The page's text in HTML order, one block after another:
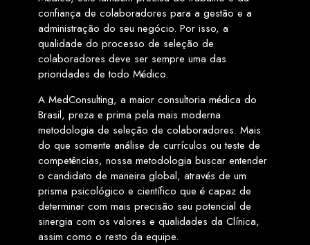
confiança de colaboradores para a gestão e a
administração do seu negócio. Por isso, a
qualidade do processo de seleção de
colaboradores deve ser sempre uma das
prioridades de todo Médico.
A MedConsulting, a maior consultoria médica do
Brasil, preza e prima pela mais moderna
metodologia de seleção de colaboradores. Mais
do que somente análise de currículos ou teste de
competências, nossa metodologia buscar entender
o candidato de maneira global, através de um
prisma psicológico e científico que é capaz de
determinar com mais precisão seu potencial de
sinergia com os valores e qualidades da Clínica,
assim como o resto da equipe.